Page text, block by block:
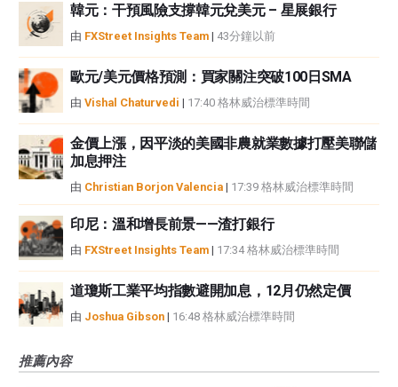
韓元：干預風險支撐韓元兌美元 – 星展銀行
由 FXStreet Insights Team | 43分鐘以前
歐元/美元價格預測：買家關注突破100日SMA
由 Vishal Chaturvedi | 17:40 格林威治標準時間
金價上漲，因平淡的美國非農就業數據打壓美聯儲
加息押注
由 Christian Borjon Valencia | 17:39 格林威治標準時間
印尼：溫和增長前景——渣打銀行
由 FXStreet Insights Team | 17:34 格林威治標準時間
道瓊斯工業平均指數避開加息，12月仍然定價
由 Joshua Gibson | 16:48 格林威治標準時間
推薦內容